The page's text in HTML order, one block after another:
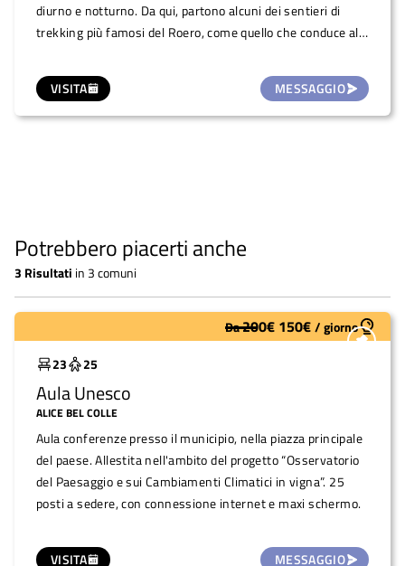
VISITA MESSAGGIO
diurno e notturno. Da qui, partono alcuni dei sentieri di
trekking più famosi del Roero, come quello che conduce alla
pietra. Possibilità di uso esclusivo con taraffario da
concordare in base all'evento (e che verrà devoluto
all'associazione locale degli alpini).
Potrebbero piacerti anche
3 Risultati in 3 comuni
VISITA MESSAGGIO
Sottoutilizzato Da200€ 150€/giorno
23
25
Aula Unesco
ALICE BEL COLLE
Aula conferenze presso il municipio, nella piazza principale
del paese. Allestita nell'ambito del progetto “Osservatorio
del Paesaggio e sui Cambiamenti Climatici in vigna”. 25
posti a sedere, con connessione internet e maxi schermo.